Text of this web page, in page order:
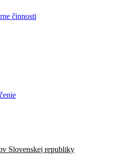
činnosti
Slovenskej republiky